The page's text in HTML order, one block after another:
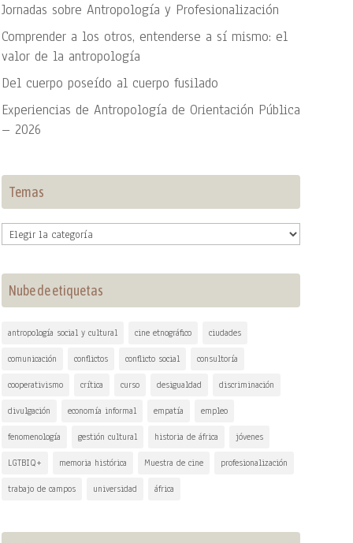
Jornadas sobre Antropología y Profesionalización
Comprender a los otros, entenderse a sí mismo: el
valor de la antropología
Del cuerpo poseído al cuerpo fusilado
Experiencias de Antropología de Orientación Pública
– 2026
Temas
Temas
Nube de etiquetas
antropología social y cultural cine etnográfico ciudades
comunicación conflictos conflicto social consultoría
cooperativismo crítica curso desigualdad discriminación
divulgación economía informal empatía empleo
fenomenología gestión cultural historia de áfrica jóvenes
LGTBIQ+ memoria histórica Muestra de cine profesionalización
trabajo de campos universidad áfrica